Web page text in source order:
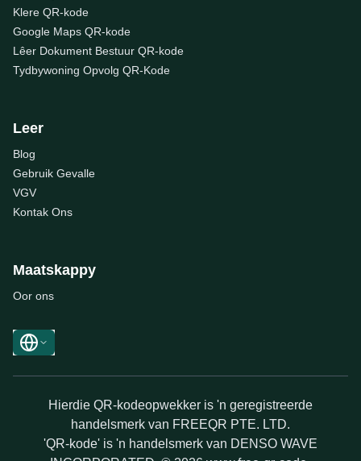
Klere QR-kode
Google Maps QR-kode
Lêer Dokument Bestuur QR-kode
Tydbywoning Opvolg QR-Kode
Leer
Blog
Gebruik Gevalle
VGV
Kontak Ons
Maatskappy
Oor ons
Hierdie QR-kodeopwekker is 'n geregistreerde
handelsmerk van FREEQR PTE. LTD.
'QR-kode' is 'n handelsmerk van DENSO WAVE